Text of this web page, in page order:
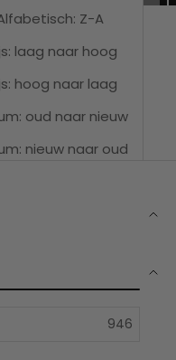
Z-A
laag naar hoog
hoog naar laag
oud naar nieuw
nieuw naar oud